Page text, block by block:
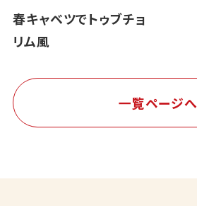
春キャベツでトゥブチョ
リム風
一覧ページへ